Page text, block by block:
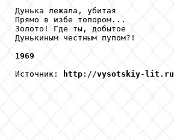
Дунька лежала, убитая
Прямо в избе топором...
Золото! Где ты, добытое
Дунькиным честным пупом?!
1969
Источник:
http ://vysotskiy- lit . ru